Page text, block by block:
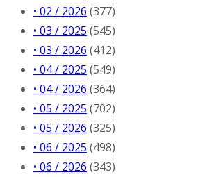
• 02 / 2026 (377)
• 03 / 2025 (545)
• 03 / 2026 (412)
• 04 / 2025 (549)
• 04 / 2026 (364)
• 05 / 2025 (702)
• 05 / 2026 (325)
• 06 / 2025 (498)
• 06 / 2026 (343)